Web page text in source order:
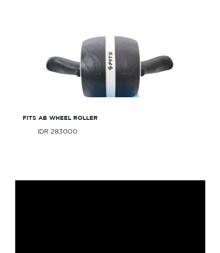
FITS AB WHEEL ROLLER
IDR 283000
FITS AB Wheel Roller
IDR 283000